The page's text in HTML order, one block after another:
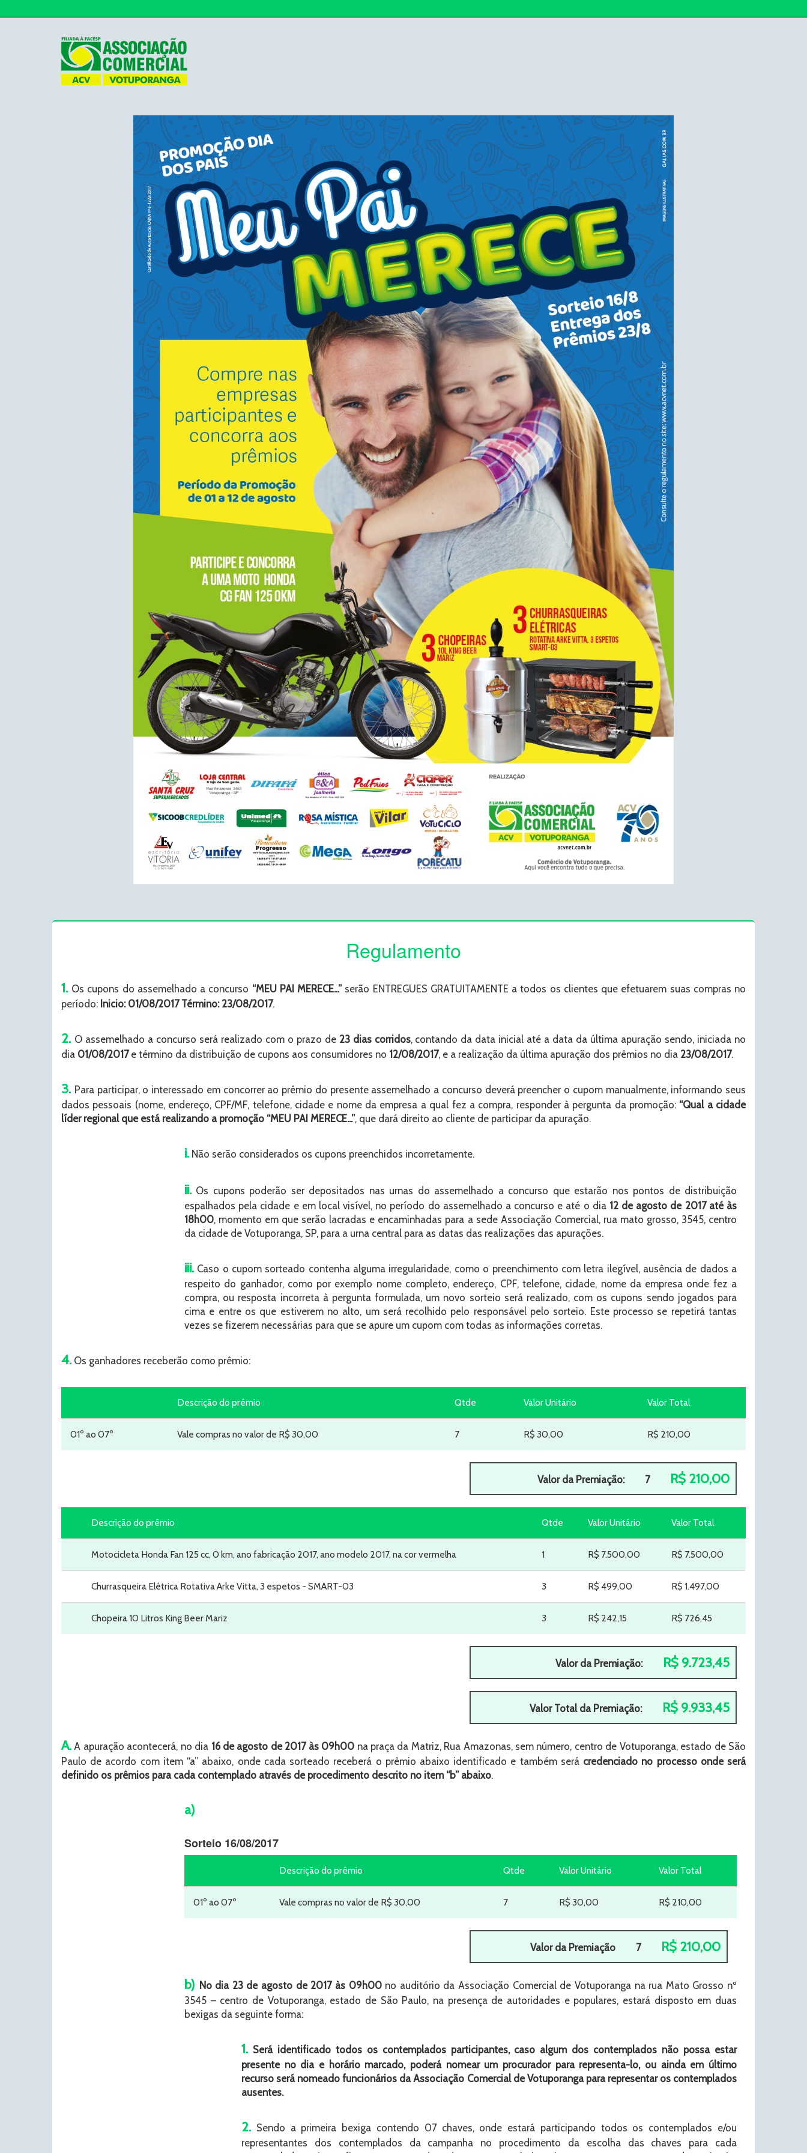
Regulamento
1. Os cupons do assemelhado a concurso “MEU PAI MERECE...”serão ENTREGUES GRATUITAMENTE a todos os clientes que efetuarem suas compras no
período: Inicio: 01/08/2017 Término: 23/08/2017.
2. O assemelhado a concurso será realizado com o prazo de 23 dias corridos, contando da data inicial até a data da última apuração sendo, iniciada no
dia 01/08/2017e término da distribuição de cupons aos consumidores no 12/08/2017, e a realização da última apuração dos prêmios no dia 23/08/2017.
3. Para participar, o interessado em concorrer ao prêmio do presente assemelhado a concurso deverá preencher o cupom manualmente, informando seus
dados pessoais (nome, endereço, CPF/MF, telefone, cidade e nome da empresa a qual fez a compra, responder à pergunta da promoção: “Qual a cidade
líder regional que está realizando a promoção “MEU PAI MERECE...”, que dará direito ao cliente de participar da apuração.
i. Não serão considerados os cupons preenchidos incorretamente.
ii. Os cupons poderão ser depositados nas urnas do assemelhado a concurso que estarão nos pontos de distribuição
espalhados pela cidade e em local visível, no período do assemelhado a concurso e até o dia 12 de agosto de 2017 até às
18h00, momento em que serão lacradas e encaminhadas para a sede Associação Comercial, rua mato grosso, 3545, centro
da cidade de Votuporanga, SP, para a urna central para as datas das realizações das apurações.
iii. Caso o cupom sorteado contenha alguma irregularidade, como o preenchimento com letra ilegível, ausência de dados a
respeito do ganhador, como por exemplo nome completo, endereço, CPF, telefone, cidade, nome da empresa onde fez a
compra, ou resposta incorreta à pergunta formulada, um novo sorteio será realizado, com os cupons sendo jogados para
cima e entre os que estiverem no alto, um será recolhido pelo responsável pelo sorteio. Este processo se repetirá tantas
vezes se fizerem necessárias para que se apure um cupom com todas as informações corretas.
4. Os ganhadores receberão como prêmio:
Descrição do prêmio Qtde Valor Unitário Valor Total
01º ao 07º Vale compras no valor de R$ 30,00 7 R$ 30,00 R$ 210,00
Valor da Premiação: 7 R$ 210,00
Descrição do prêmio Qtde Valor Unitário Valor Total
Motocicleta Honda Fan 125 cc, 0 km, ano fabricação 2017, ano modelo 2017, na cor vermelha 1 R$ 7.500,00 R$ 7.500,00
Churrasqueira Elétrica Rotativa Arke Vitta, 3 espetos - SMART-03 3 R$ 499,00 R$ 1.497,00
Chopeira 10 Litros King Beer Mariz 3 R$ 242,15 R$ 726,45
Valor da Premiação: R$ 9.723,45
Valor Total da Premiação: R$ 9.933,45
A. A apuração acontecerá, no dia 16 de agosto de 2017 às 09h00 na praça da Matriz, Rua Amazonas, sem número, centro de Votuporanga, estado de São
Paulo de acordo com item “a” abaixo, onde cada sorteado receberá o prêmio abaixo identificado e também será credenciado no processo onde será
definido os prêmios para cada contemplado através de procedimento descrito no item “b” abaixo.
a)
Sorteio 16/08/2017
Descrição do prêmio Qtde Valor Unitário Valor Total
01º ao 07º Vale compras no valor de R$ 30,00 7 R$ 30,00 R$ 210,00
Valor da Premiação 7 R$ 210,00
b) No dia 23 de agosto de 2017 às 09h00no auditório da Associação Comercial de Votuporanga na rua Mato Grosso nº
3545 – centro de Votuporanga, estado de São Paulo, na presença de autoridades e populares, estará disposto em duas
bexigas da seguinte forma:
1. Será identificado todos os contemplados participantes, caso algum dos contemplados não possa estar
presente no dia e horário marcado, poderá nomear um procurador para representa-lo, ou ainda em último
recurso será nomeado funcionários da Associação Comercial de Votuporanga para representar os contemplados
ausentes.
2. Sendo a primeira bexiga contendo 07 chaves, onde estará participando todos os contemplados e/ou
representantes dos contemplados da campanha no procedimento da escolha das chaves para cada